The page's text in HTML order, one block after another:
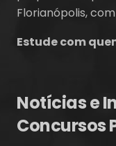
Florianópolis,
Estude com
Notícias e
Concursos